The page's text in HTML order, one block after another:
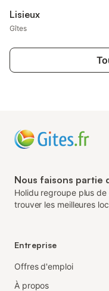
Lisieux
Gîtes
Nous faisons partie
Holidu regroupe plus
trouver les meilleures
Entreprise
Offres d'emploi
À propos